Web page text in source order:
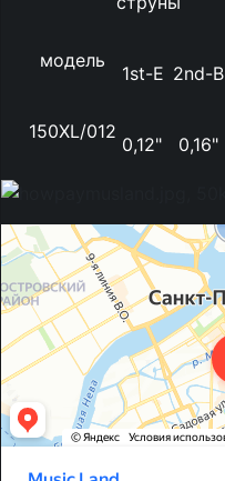
модель
1st-E 2nd-B
150XL/012
0,12" 0,16"